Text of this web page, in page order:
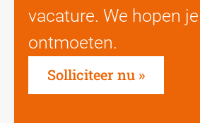
vacature. We hopen
ontmoeten.
Solliciteer nu